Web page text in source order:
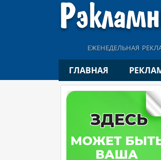
еженедельная
ГЛАВНАЯ